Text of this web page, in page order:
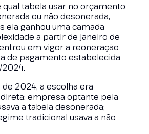
qual tabela usar no orçamento
ou não desonerada,
ela ganhou uma camada
a partir de janeiro de
em vigor a reoneração
de pagamento estabelecida
2024.
2024, a escolha era
empresa optante pela
a tabela desonerada;
tradicional usava a não